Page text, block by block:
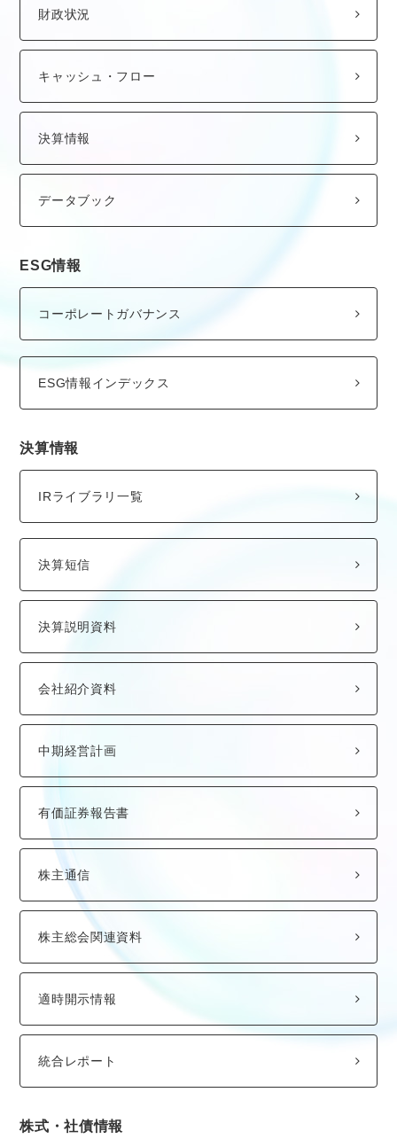
財政状況
キャッシュ・フロー
決算情報
データブック
ESG情報
コーポレートガバナンス
ESG情報インデックス
決算情報
IRライブラリ一覧
決算短信
決算説明資料
会社紹介資料
中期経営計画
有価証券報告書
株主通信
株主総会関連資料
適時開示情報
統合レポート
株式・社債情報